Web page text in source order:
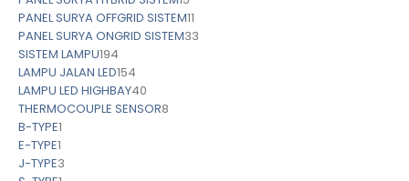
PANEL SURYA OFFGRID SISTEM11
PANEL SURYA ONGRID SISTEM33
SISTEM LAMPU194
LAMPU JALAN LED154
LAMPU LED HIGHBAY40
THERMOCOUPLE SENSOR8
B-TYPE1
E-TYPE1
J-TYPE3